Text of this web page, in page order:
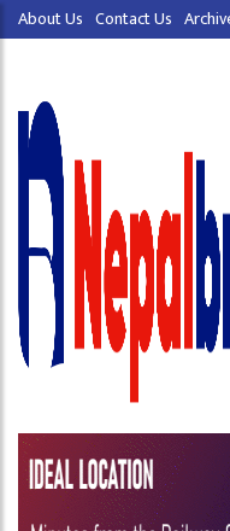
About Us Contact Us